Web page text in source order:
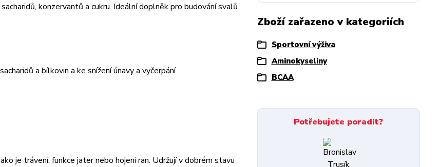
konzervantů a cukru. Ideální doplněk pro budování svalů
a bílkovin a ke snížení únavy a vyčerpání
je trávení, funkce jater nebo hojení ran. Udržují v dobrém stavu
Zboží zařazeno v kategoriích
Sportovní výživa
Aminokyseliny
BCAA
Potřebujete poradit?